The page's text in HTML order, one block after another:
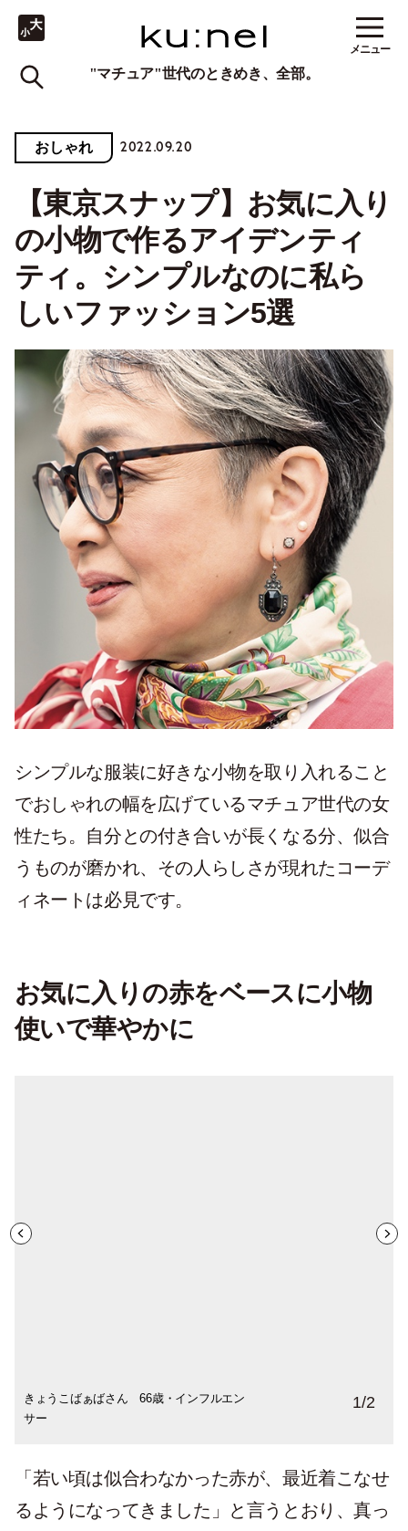
"マチュア"世代のときめき、全部。
メニュー
おしゃれ 2022.09.20
【東京スナップ】お気に入り
の小物で作るアイデンティ
ティ。シンプルなのに私ら
しいファッション5選
シンプルな服装に好きな小物を取り入れること
でおしゃれの幅を広げているマチュア世代の女
性たち。自分との付き合いが長くなる分、似合
うものが磨かれ、その人らしさが現れたコーデ
ィネートは必見です。
お気に入りの赤をベースに小物
使いで華やかに
きょうこばぁばさん 66歳・インフルエン
サー
1/2
「若い頃は似合わなかった赤が、最近着こなせ
るようになってきました」と言うとおり、真っ